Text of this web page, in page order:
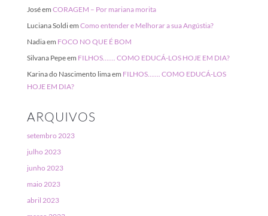
Joséem CORAGEM – Por mariana morita
Luciana Soldiem Como entender e Melhorar a sua Angústia?
Nadiaem FOCO NO QUE É BOM
Silvana Pepeem FILHOS……. COMO EDUCÁ-LOS HOJE EM DIA?
Karina do Nascimento limaem FILHOS……. COMO EDUCÁ-LOS
HOJE EM DIA?
ARQUIVOS
setembro 2023
julho 2023
junho 2023
maio 2023
abril 2023